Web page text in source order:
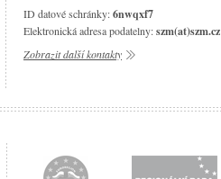
ID datové schránky:6nwqxf7
Elektronická adresa podatelny:szm(at)szm.cz
Zobrazit další kontakty